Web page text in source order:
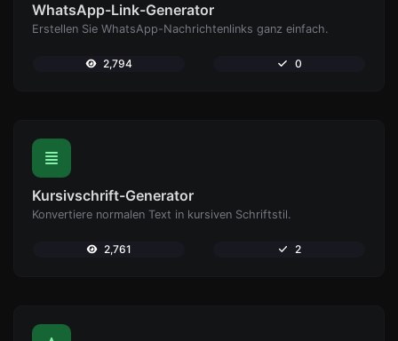
WhatsApp-Link-Generator
Erstellen Sie WhatsApp-Nachrichtenlinks ganz einfach.
2,794 0
Kursivschrift-Generator
Konvertiere normalen Text in kursiven Schriftstil.
2,761 2